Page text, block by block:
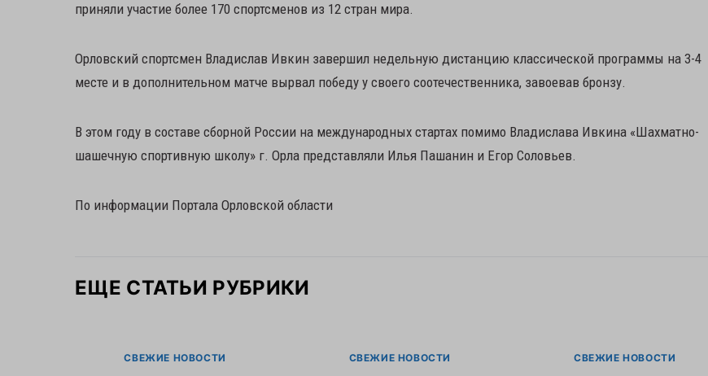
приняли участие более 170 спортсменов из 12 стран мира.
Орловский спортсмен Владислав Ивкин завершил недельную дистанцию классической программы на 3-4
месте и в дополнительном матче вырвал победу у своего соотечественника, завоевав бронзу.
В этом году в составе сборной России на международных стартах помимо Владислава Ивкина «Шахматно-
шашечную спортивную школу» г. Орла представляли Илья Пашанин и Егор Соловьев.
По информации Портала Орловской области
ЕЩЕ СТАТЬИ РУБРИКИ
СВЕЖИЕ НОВОСТИ СВЕЖИЕ НОВОСТИ СВЕЖИЕ НОВОСТИ